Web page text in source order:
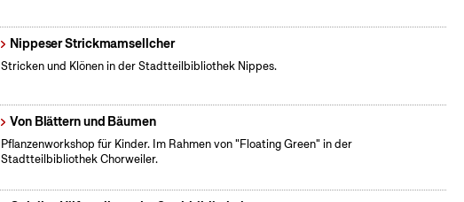
Nippeser Strickmamsellcher
Stricken und Klönen in der Stadtteilbibliothek Nippes.
Von Blättern und Bäumen
Pflanzenworkshop für Kinder. Im Rahmen von "Floating Green" in der
Stadtteilbibliothek Chorweiler.